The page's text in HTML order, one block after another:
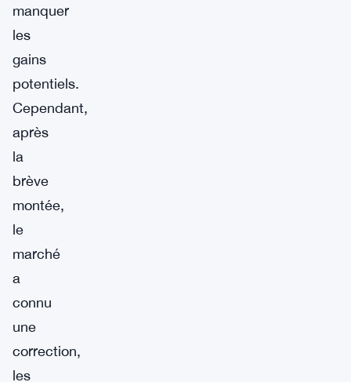
manquer
les
gains
potentiels.
Cependant,
après
la
brève
montée,
le
marché
a
connu
une
correction,
les